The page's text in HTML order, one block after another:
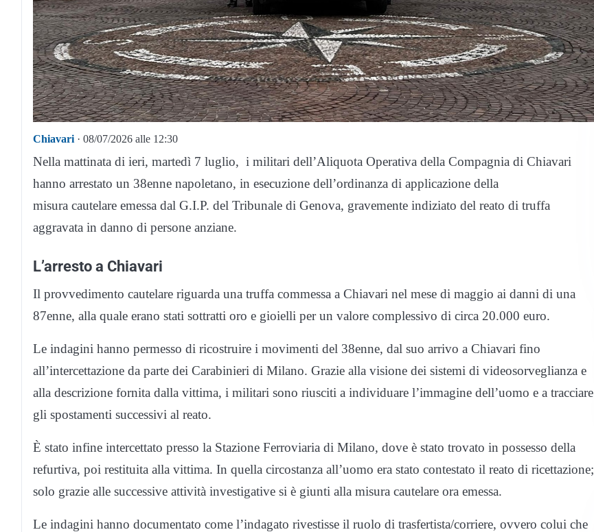
Chiavari · 08/07/2026 alle 12:30
Nella mattinata di ieri, martedì 7 luglio, i militari dell’Aliquota Operativa della Compagnia di Chiavari
hanno arrestato un 38enne napoletano, in esecuzione dell’ordinanza di applicazione della
misura cautelare emessa dal G.I.P. del Tribunale di Genova, gravemente indiziato del reato di truffa
aggravata in danno di persone anziane.
L’arresto a Chiavari
Il provvedimento cautelare riguarda una truffa commessa a Chiavari nel mese di maggio ai danni di una
87enne, alla quale erano stati sottratti oro e gioielli per un valore complessivo di circa 20.000 euro.
Le indagini hanno permesso di ricostruire i movimenti del 38enne, dal suo arrivo a Chiavari fino
all’intercettazione da parte dei Carabinieri di Milano. Grazie alla visione dei sistemi di videosorveglianza e
alla descrizione fornita dalla vittima, i militari sono riusciti a individuare l’immagine dell’uomo e a tracciare
gli spostamenti successivi al reato.
È stato infine intercettato presso la Stazione Ferroviaria di Milano, dove è stato trovato in possesso della
refurtiva, poi restituita alla vittima. In quella circostanza all’uomo era stato contestato il reato di ricettazione;
solo grazie alle successive attività investigative si è giunti alla misura cautelare ora emessa.
Le indagini hanno documentato come l’indagato rivestisse il ruolo di trasfertista/corriere, ovvero colui che